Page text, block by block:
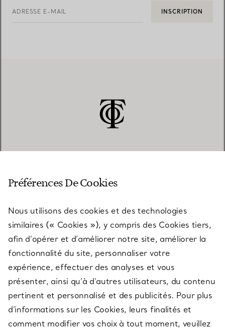
ADRESSE E-MAIL INSCRIPTION
SERVICES
À PROPOS
QUESTIONS LÉGALES
Préférences De Cookies
Nous utilisons des cookies et des technologies
similaires (« Cookies »), y compris des Cookies tiers,
afin d’opérer et d’améliorer notre site, améliorer la
fonctionnalité du site, personnaliser votre
expérience, effectuer des analyses et vous
présenter, ainsi qu’à d’autres utilisateurs, du contenu
pertinent et personnalisé et des publicités. Pour plus
d’informations sur les Cookies, leurs finalités et
comment modifier vos choix à tout moment, veuillez